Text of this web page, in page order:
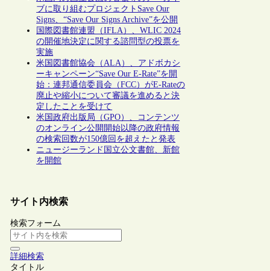
ブに取り組むプロジェクトSave Our
Signs、“Save Our Signs Archive”を公開
国際図書館連盟（IFLA）、WLIC 2024
の開催地決定に関する諮問型の投票を
実施
米国図書館協会（ALA）、アドボカシ
ーキャンペーン“Save Our E-Rate”を開
始：連邦通信委員会（FCC）がE-Rateの
廃止や縮小について審議を進めると決
定したことを受けて
米国政府出版局（GPO）、コンテンツ
のオンライン公開開始以降の政府情報
の検索回数が150億回を超えたと発表
ニュージーランド国立公文書館、新館
を開館
サイト内検索
検索フォーム
詳細検索
タイトル